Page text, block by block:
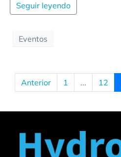
Seguir leyendo
Eventos
Anterior 1 ... 12